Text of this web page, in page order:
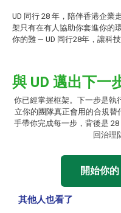
UD 同行 28 年，陪伴香港企
架只有在有人協助你套進你的
你的難 — UD 同行28年，讓科
與 UD 邁出下一
你已經掌握框架。下一步是執
立你的團隊真正會用的合規替
手帶你完成每一步，背後是
回治理
開始你
其他人也看了